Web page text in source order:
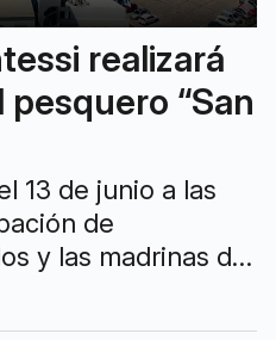
realizará
“San
13 de junio a las
de
y las madrinas de
la embarcación
local.